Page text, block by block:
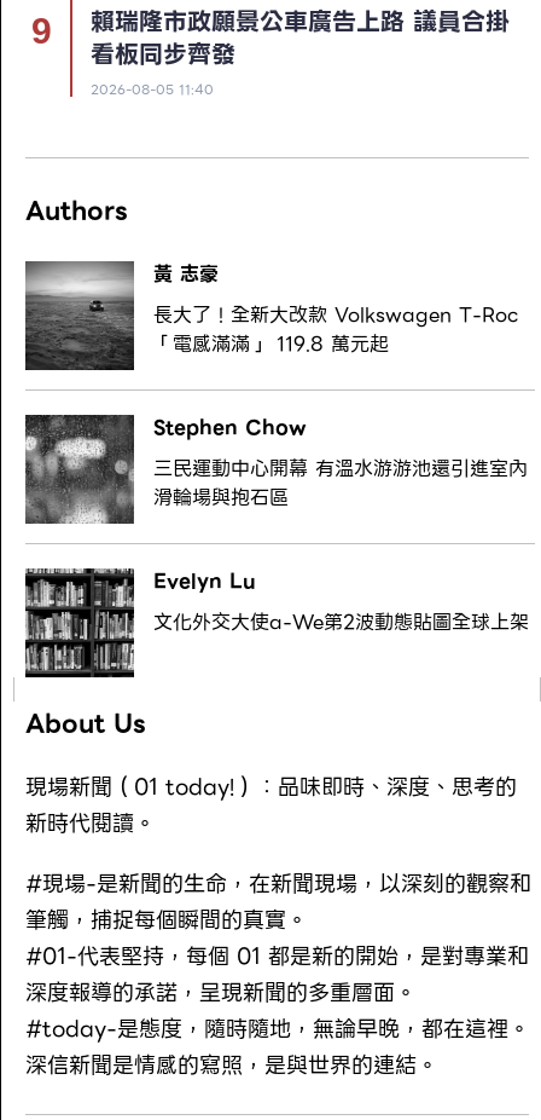
賴瑞隆市政願景公車廣告上路 議員合掛
看板同步齊發
2026-08-05 11:40
Authors
黃 志豪
長大了！全新大改款 Volkswagen T-Roc
「電感滿滿」 119.8 萬元起
Stephen Chow
三民運動中心開幕 有溫水游游池還引進室內
滑輪場與抱石區
Evelyn Lu
文化外交大使a-We第2波動態貼圖全球上架
About Us
現場新聞（01 today!）：品味即時、深度、思考的
新時代閱讀。
#現場-是新聞的生命，在新聞現場，以深刻的觀察和
筆觸，捕捉每個瞬間的真實。
#01-代表堅持，每個 01 都是新的開始，是對專業和
深度報導的承諾，呈現新聞的多重層面。
#today-是態度，隨時隨地，無論早晚，都在這裡。
深信新聞是情感的寫照，是與世界的連結。